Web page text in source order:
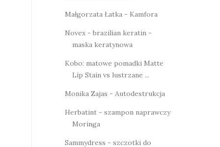
Małgorzata Łatka - Kamfora
Novex - brazilian keratin -
maska keratynowa
Kobo: matowe pomadki Matte
Lip Stain vs lustrzane ...
Monika Zajas - Autodestrukcja
Herbatint - szampon naprawczy
Moringa
Sammydress - szczotki do